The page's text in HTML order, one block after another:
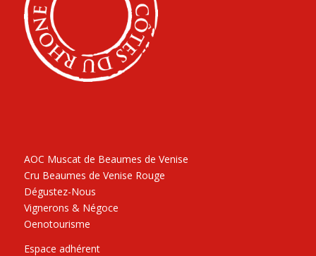
AOC Muscat de Beaumes de Venise
Cru Beaumes de Venise Rouge
Dégustez-Nous
Vignerons & Négoce
Oenotourisme
Espace adhérent